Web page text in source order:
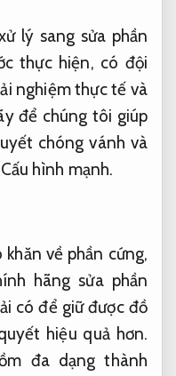
lý sang sửa phần
thực hiện, có đội
nghiệm thực tế và
để chúng tôi giúp
chóng vánh và
Cấu hình mạnh.
khăn về phần cứng,
hãng sửa phần
có để giữ được đồ
hiệu quả hơn.
đa dạng thành